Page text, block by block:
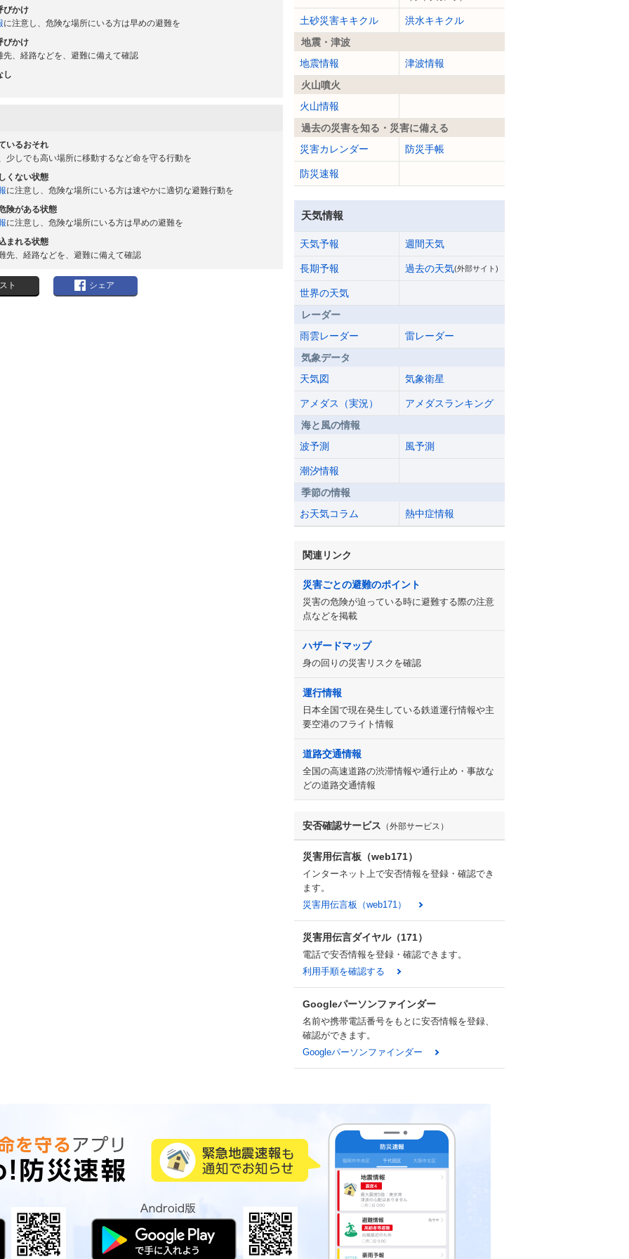
びかけ
に注意し、危険な場所にいる方は早めの避難を
びかけ
先、経路などを、避難に備えて確認
し
いるおそれ
少しでも高い場所に移動するなど命を守る行動を
くない状態
に注意し、危険な場所にいる方は速やかに適切な避難行動を
険がある状態
に注意し、危険な場所にいる方は早めの避難を
まれる状態
先、経路などを、避難に備えて確認
ト シェア
土砂災害キキクル
洪水キキクル
地震・津波
地震情報
津波情報
火山噴火
火山情報
過去の災害を知る・災害に備える
災害カレンダー
防災手帳
防災速報
天気情報
天気予報 週間天気
長期予報 過去の天気(外部サイト)
世界の天気
レーダー
雨雲レーダー
雷レーダー
気象データ
天気図
気象衛星
アメダス（実況）
アメダスランキング
海と風の情報
波予測
風予測
潮汐情報
季節の情報
お天気コラム
熱中症情報
関連リンク
災害ごとの避難のポイント
災害の危険が迫っている時に避難する際の注意
点などを掲載
ハザードマップ
身の回りの災害リスクを確認
運行情報
日本全国で現在発生している鉄道運行情報や主
要空港のフライト情報
道路交通情報
全国の高速道路の渋滞情報や通行止め・事故な
どの道路交通情報
安否確認サービス （外部サービス）
災害用伝言板（web171）
インターネット上で安否情報を登録・確認でき
ます。
災害用伝言板（web171）
災害用伝言ダイヤル（171）
電話で安否情報を登録・確認できます。
利用手順を確認する
Googleパーソンファインダー
名前や携帯電話番号をもとに安否情報を登録、
確認ができます。
Googleパーソンファインダー